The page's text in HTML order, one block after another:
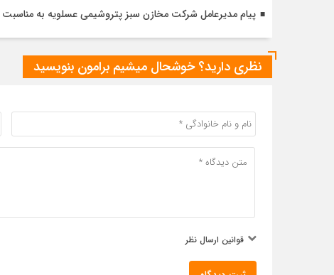
پیام مدیرعامل شرکت مخازن سبز پتروشیمی عسلویه به
نظری دارید؟ خوشحال میشیم برامون بنویسید
قوانین ارسال نظر